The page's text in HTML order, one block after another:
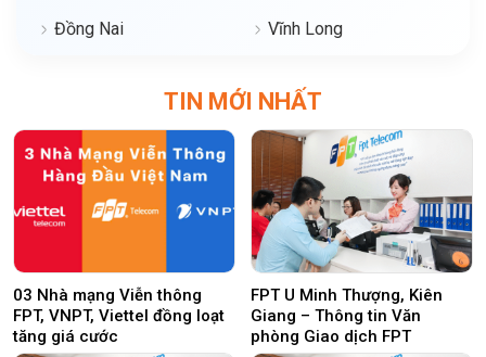
Đồng Nai
Vĩnh Long
TIN MỚI NHẤT
03 Nhà mạng Viễn thông
FPT, VNPT, Viettel đồng loạt
tăng giá cước
FPT U Minh Thượng, Kiên
Giang – Thông tin Văn
phòng Giao dịch FPT